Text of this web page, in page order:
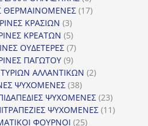
προϊόντα
ΘΕΡΜΑΙΝΟΜΕΝΕΣ 1717
ΚΡΑΣΙΩΝ 33
προϊόντα
ΚΡΕΑΤΩΝ 55
προϊόντα
ΟΥΔΕΤΕΡΕΣ 77
ΠΑΓΩΤΟΥ 99
προϊόντα
ΤΥΡΙΩΝ ΑΛΛΑΝΤΙΚΩΝ 22
ΨΥΧΟΜΕΝΕΣ 3838
προϊόντα
ΨΥΧΟΜΕΝΕΣ 2323
προϊόντα
ΨΥΧΟΜΕΝΕΣ 1111
ΦΟΥΡΝΟΙ 2525